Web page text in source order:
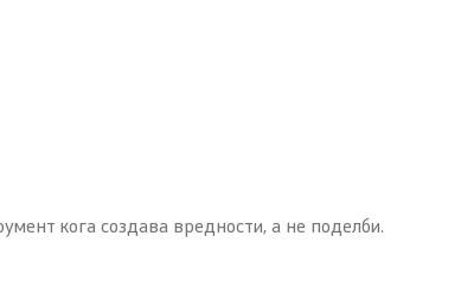
кога создава вредности, а не поделби.